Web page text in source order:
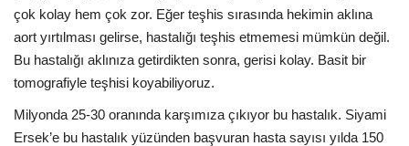
çok kolay hem çok zor. Eğer teşhis sırasında hekimin aklına
aort yırtılması gelirse, hastalığı teşhis etmemesi mümkün değil.
Bu hastalığı aklınıza getirdikten sonra, gerisi kolay. Basit bir
tomografiyle teşhisi koyabiliyoruz.
Milyonda 25-30 oranında karşımıza çıkıyor bu hastalık. Siyami
Ersek’e bu hastalık yüzünden başvuran hasta sayısı yılda 150